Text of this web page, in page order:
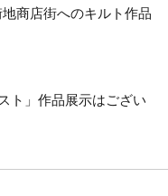
商店街へのキルト作品
ト」作品展示はござい